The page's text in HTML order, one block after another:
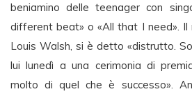
beniamino delle teenager con
different beat» o «All that I need». Il
Louis Walsh, si è detto «distrutto.
lui lunedì a una cerimonia di
molto di quel che è successo».